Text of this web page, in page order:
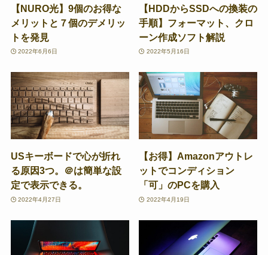
【NURO光】9個のお得な
メリットと７個のデメリッ
トを発見
2022年6月6日
【HDDからSSDへの換装の
手順】フォーマット、クロ
ーン作成ソフト解説
2022年5月16日
USキーボードで心が折れ
る原因3つ。＠は簡単な設
定で表示できる。
2022年4月27日
【お得】Amazonアウトレ
ットでコンディション
「可」のPCを購入
2022年4月19日